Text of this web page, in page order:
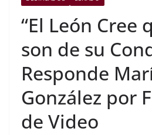
“El León Cree
son de su
Responde
González por
de Video